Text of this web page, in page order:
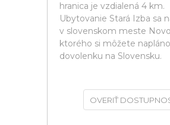
hranica je vzdialená 4 km.
Ubytovanie Stará Izba sa
v slovenskom meste
ktorého si môžete
dovolenku na Slovensku.
OVERIŤ